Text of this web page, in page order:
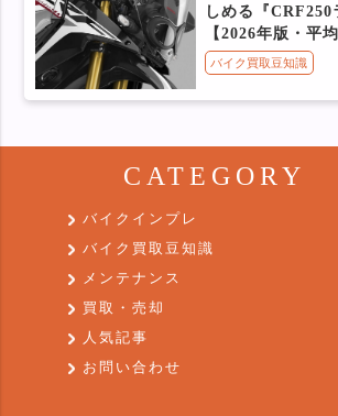
しめる『CRF250
【2026年版・平
バイク買取豆知識
CATEGORY
バイクインプレ
バイク買取豆知識
メンテナンス
買取・売却
人気記事
お問い合わせ